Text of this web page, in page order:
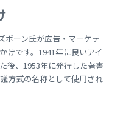
ボーン氏が広告・マーケテ
けです。1941年に良いアイ
後、1953年に発行した著書
方式の名称として使用され